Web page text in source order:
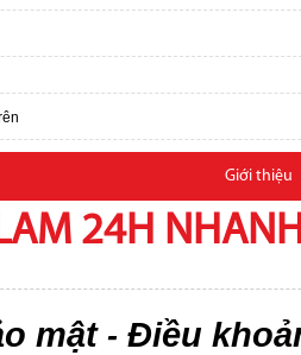
Giới thiệu
24H
mật- Điều